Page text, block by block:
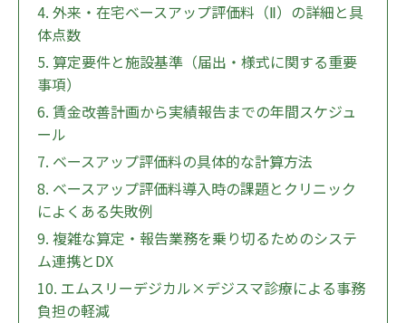
4. 外来・在宅ベースアップ評価料（Ⅱ）の詳細と具
体点数
5. 算定要件と施設基準（届出・様式に関する重要
事項）
6. 賃金改善計画から実績報告までの年間スケジュ
ール
7. ベースアップ評価料の具体的な計算方法
8. ベースアップ評価料導入時の課題とクリニック
によくある失敗例
9. 複雑な算定・報告業務を乗り切るためのシステ
ム連携とDX
10. エムスリーデジカル×デジスマ診療による事務
負担の軽減